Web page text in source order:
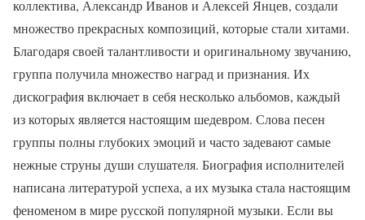
коллектива, Александр Иванов и Алексей Янцев, создали
множество прекрасных композиций, которые стали хитами.
Благодаря своей талантливости и оригинальному звучанию,
группа получила множество наград и признания. Их
дискография включает в себя несколько альбомов, каждый
из которых является настоящим шедевром. Слова песен
группы полны глубоких эмоций и часто задевают самые
нежные струны души слушателя. Биография исполнителей
написана литературой успеха, а их музыка стала настоящим
феноменом в мире русской популярной музыки. Если вы